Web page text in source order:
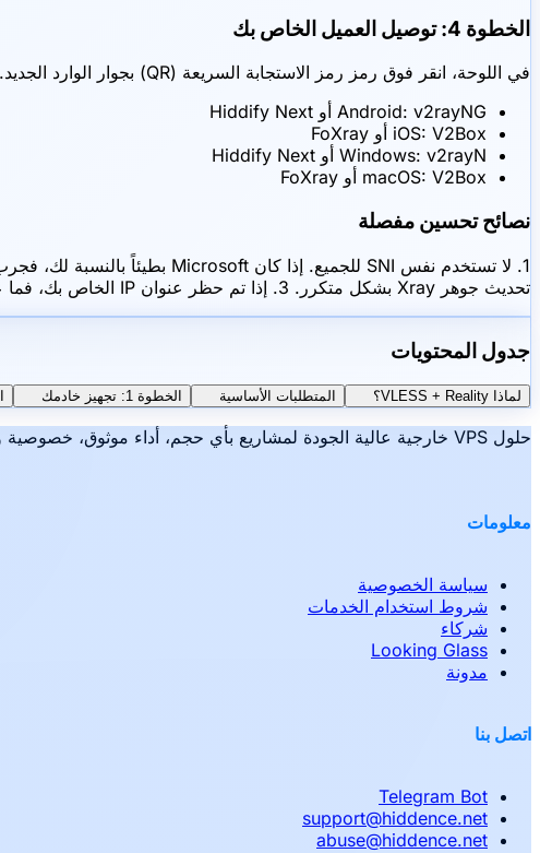
الخطوة 4: توصيل العميل الخاص بك
في اللوحة، انقر فوق رمز رمز الاستجابة السريعة (QR) بجوار الوارد الجديد. يمكنك مسح هذا بهاتفك أو نسخ الرابط.
Android: v2rayNG أو Hiddify Next
iOS: V2Box أو FoXray
Windows: v2rayN أو Hiddify Next
macOS: V2Box أو FoXray
نصائح تحسين مفصلة
تحديث جوهر Xray بشكل متكرر. 3. إذا تم حظر عنوان IP الخاص بك، فما عليك سوى إعادة تثبيت نظام التشغيل من لوحة Hiddence وإعادة النشر مرة أخرى في غضون 5 دقائق.
جدول المحتويات
لماذا VLESS + Reality؟ المتطلبات الأساسية الخطوة 1: تجهيز خادمك
حلول VPS خارجية عالية الجودة لمشاريع بأي حجم، أداء موثوق، خصوصية وسهولة استخدام، هذا هو Hiddence.
معلومات
سياسة الخصوصية
شروط استخدام الخدمات
شركاء
Looking Glass
مدونة
اتصل بنا
Telegram Bot
support@hiddence.net
abuse@hiddence.net